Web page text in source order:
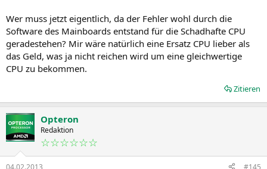
Wer muss jetzt eigentlich, da der Fehler wohl durch die
Software des Mainboards entstand für die Schadhafte CPU
geradestehen? Mir wäre natürlich eine Ersatz CPU lieber als
das Geld, was ja nicht reichen wird um eine gleichwertige
CPU zu bekommen.
Zitieren
Opteron
Redaktion
☆☆☆☆☆☆
04.02.2013 #145